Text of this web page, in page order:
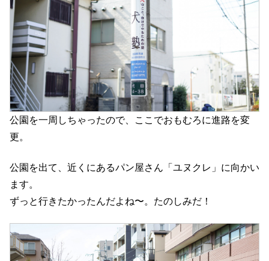
公園を一周しちゃったので、ここでおもむろに進路を変
更。
公園を出て、近くにあるパン屋さん「ユヌクレ」に向かい
ます。
ずっと行きたかったんだよね〜。たのしみだ！